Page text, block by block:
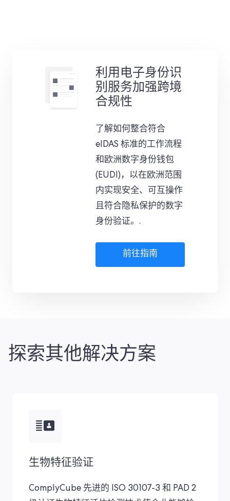
利用电子身份识
别服务加强跨境
合规性
了解如何整合符合
eIDAS 标准的工作流程
和欧洲数字身份钱包
(EUDI)，以在欧洲范围
内实现安全、可互操作
且符合隐私保护的数字
身份验证。.
前往指南
探索其他解决方案
生物特征验证
ComplyCube 先进的 ISO 30107-3 和 PAD 2